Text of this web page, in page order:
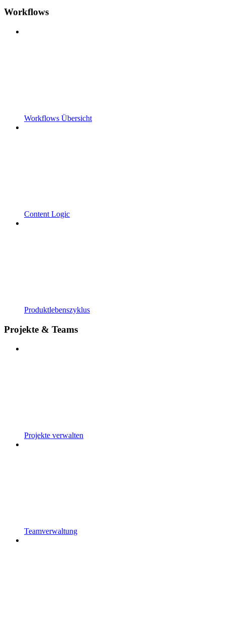
Workflows
Workflows Übersicht
Content Logic
Produktlebenszyklus
Projekte & Teams
Projekte verwalten
Teamverwaltung